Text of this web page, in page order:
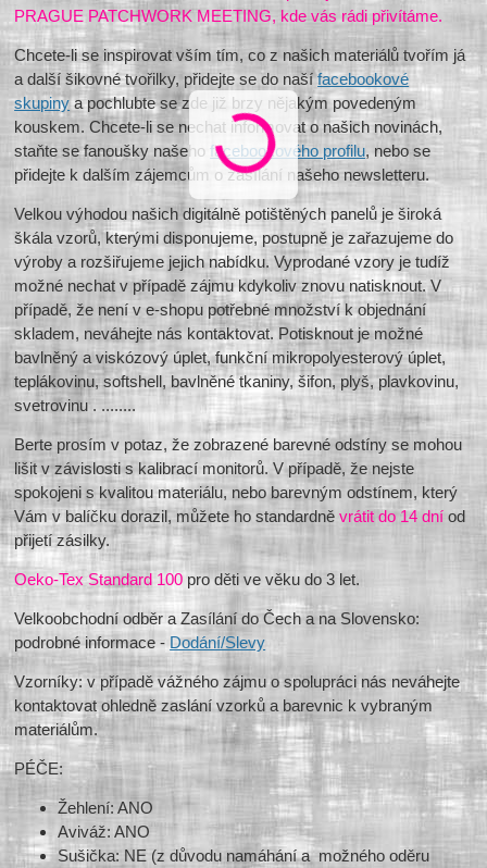
PRAGUE PATCHWORK MEETING, kde vás rádi přivítáme.
Chcete-li se inspirovat vším tím, co z našich materiálů tvořím já
a další šikovné tvořilky, přidejte se do našífacebookové
skupinya pochlubte se zde již brzy nějakým povedeným
kouskem. Chcete-li se nechat informovat o našich novinách,
staňte se fanoušky našehofacebookového profilu, nebo se
přidejte k dalším zájemcům o zasílání našeho newsletteru.
Velkou výhodou našich digitálně potištěných panelů je široká
škála vzorů, kterými disponujeme, postupně je zařazujeme do
výroby a rozšiřujeme jejich nabídku. Vyprodané vzory je tudíž
možné nechat v případě zájmu kdykoliv znovu natisknout. V
případě, že není v e-shopu potřebné množství k objednání
skladem, neváhejte nás kontaktovat. Potisknout je možné
bavlněný a viskózový úplet, funkční mikropolyesterový úplet,
teplákovinu, softshell, bavlněné tkaniny, šifon, plyš, plavkovinu,
svetrovinu . ........
Berte prosím v potaz, že zobrazené barevné odstíny se mohou
lišit v závislosti s kalibrací monitorů. V případě, že nejste
spokojeni s kvalitou materiálu, nebo barevným odstínem, který
Vám v balíčku dorazil, můžete ho standardněvrátit do 14 dní od
přijetí zásilky.
Oeko-Tex Standard 100 pro děti ve věku do 3 let.
Velkoobchodní odběr a Zasílání do Čech a na Slovensko:
podrobné informace - Dodání/Slevy
Vzorníky: v případě vážného zájmu o spolupráci nás neváhejte
kontaktovat ohledně zaslání vzorků a barevnic k vybraným
materiálům.
PÉČE:
Žehlení: ANO
Aviváž: ANO
Sušička: NE (z důvodu namáhání a možného oděru